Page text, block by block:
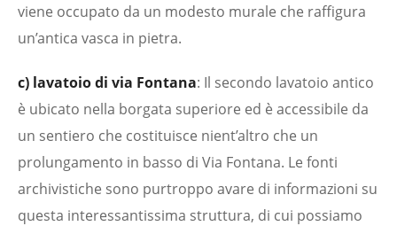
viene occupato da un modesto murale che raffigura
un’antica vasca in pietra.
c) lavatoio di via Fontana: Il secondo lavatoio antico
è ubicato nella borgata superiore ed è accessibile da
un sentiero che costituisce nient’altro che un
prolungamento in basso di Via Fontana. Le fonti
archivistiche sono purtroppo avare di informazioni su
questa interessantissima struttura, di cui possiamo